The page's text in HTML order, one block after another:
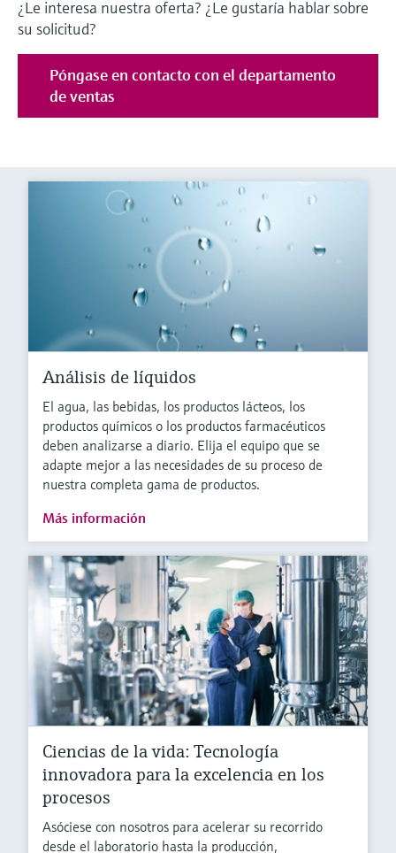
¿Le interesa nuestra oferta? ¿Le gustaría hablar sobre
su solicitud?
Póngase en contacto con el departamento
de ventas
Análisis de líquidos
El agua, las bebidas, los productos lácteos, los
productos químicos o los productos farmacéuticos
deben analizarse a diario. Elija el equipo que se
adapte mejor a las necesidades de su proceso de
nuestra completa gama de productos.
Más información
Ciencias de la vida: Tecnología
innovadora para la excelencia en los
procesos
Asóciese con nosotros para acelerar su recorrido
desde el laboratorio hasta la producción,